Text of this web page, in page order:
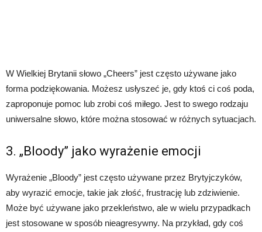
W Wielkiej Brytanii słowo „Cheers” jest często używane jako
forma podziękowania. Możesz usłyszeć je, gdy ktoś ci coś poda,
zaproponuje pomoc lub zrobi coś miłego. Jest to swego rodzaju
uniwersalne słowo, które można stosować w różnych sytuacjach.
3. „Bloody” jako wyrażenie emocji
Wyrażenie „Bloody” jest często używane przez Brytyjczyków,
aby wyrazić emocje, takie jak złość, frustrację lub zdziwienie.
Może być używane jako przekleństwo, ale w wielu przypadkach
jest stosowane w sposób nieagresywny. Na przykład, gdy coś